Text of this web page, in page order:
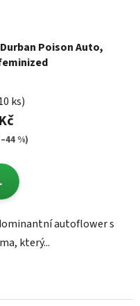
Poison Auto,
ks)
%)
autoflower s
který...